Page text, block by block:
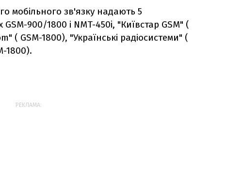
мобільного зв'язку надають 5
900/1800 і NMT-450i, "Київстар GSM" (
( GSM-1800), "Українські радіосистеми" (
1800).
РЕКЛАМА: